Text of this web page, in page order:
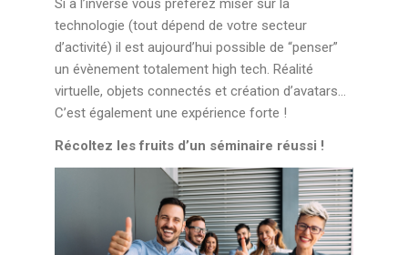
Si à l’inverse vous préférez miser sur la
technologie (tout dépend de votre secteur
d’activité) il est aujourd’hui possible de “penser”
un évènement totalement high tech. Réalité
virtuelle, objets connectés et création d’avatars…
C’est également une expérience forte !
Récoltez les fruits d’un séminaire réussi !